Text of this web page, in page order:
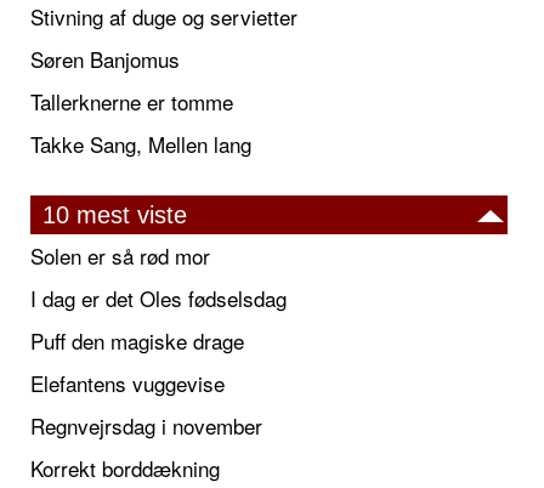
Stivning af duge og servietter
Søren Banjomus
Tallerknerne er tomme
Takke Sang, Mellen lang
10 mest viste
Solen er så rød mor
I dag er det Oles fødselsdag
Puff den magiske drage
Elefantens vuggevise
Regnvejrsdag i november
Korrekt borddækning